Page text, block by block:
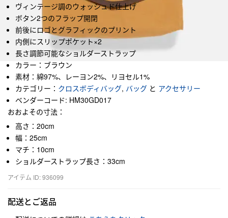
ヴィンテージ調のウォッシュド仕上げ
ボタン2つのフラップ開閉
前後にロゴとグラフィックのプリント
内側にスリップポケット×2
長さ調節可能なショルダーストラップ
カラー：ブラウン
素材：綿97%、レーヨン2%、リヨセル1%
カテゴリー： クロスボディバッグ, バッグ と アクセサリー
ベンダーコード: HM30GD017
おおよその寸法：
高さ：20cm
幅：25cm
マチ：10cm
ショルダーストラップ長さ：33cm
アイテム ID: 936099
配送とご返品